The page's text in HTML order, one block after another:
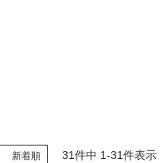
新着順 31件中 1-31件表示